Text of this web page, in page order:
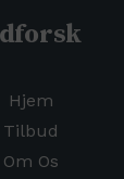
Hjem
Tilbud
Om Os